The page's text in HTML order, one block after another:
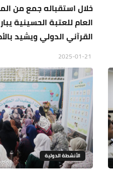
خلال استقباله جمع من
العام للعتبة الحسينية
القرآني الدولي ويشيد
الأنشطة الدولية